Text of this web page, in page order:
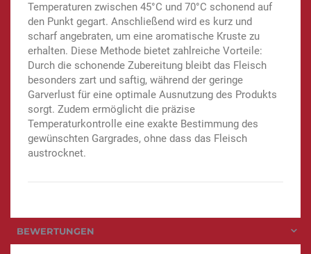
Temperaturen zwischen 45°C und 70°C schonend auf
den Punkt gegart. Anschließend wird es kurz und
scharf angebraten, um eine aromatische Kruste zu
erhalten. Diese Methode bietet zahlreiche Vorteile:
Durch die schonende Zubereitung bleibt das Fleisch
besonders zart und saftig, während der geringe
Garverlust für eine optimale Ausnutzung des Produkts
sorgt. Zudem ermöglicht die präzise
Temperaturkontrolle eine exakte Bestimmung des
gewünschten Gargrades, ohne dass das Fleisch
austrocknet.
BEWERTUNGEN